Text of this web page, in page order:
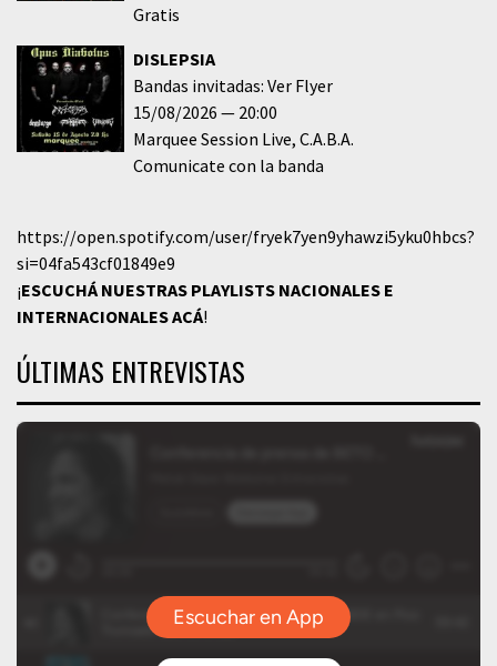
Gratis
DISLEPSIA
Bandas invitadas: Ver Flyer
15/08/2026
20:00
Marquee Session Live C.A.B.A.
Comunicate con la banda
https://open.spotify.com/user/fryek7yen9yhawzi5yku0hbcs?
si=04fa543cf01849e9
¡ESCUCHÁ NUESTRAS PLAYLISTS NACIONALES E
INTERNACIONALESACÁ!
ÚLTIMAS ENTREVISTAS